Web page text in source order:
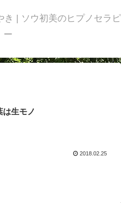
き | ソウ初美のヒプノセラピ
ー
は生モノ
2018.02.25